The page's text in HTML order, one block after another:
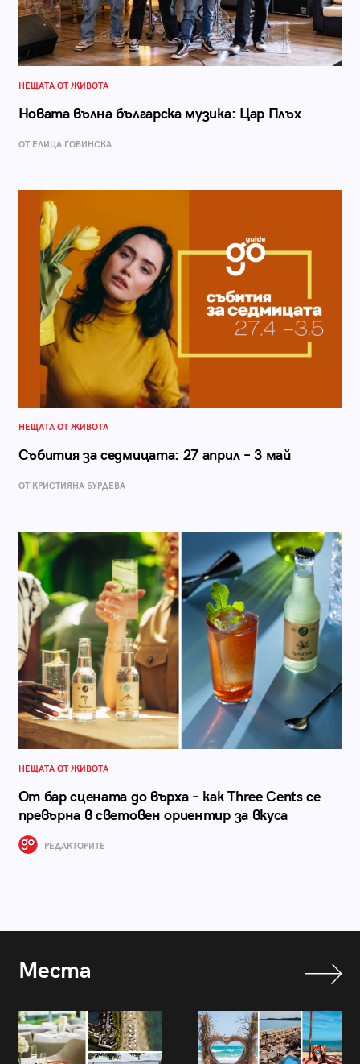
НЕЩАТА ОТ ЖИВОТА
Новата вълна българска музика: Цар Плъх
ОТ ЕЛИЦА ГОБИНСКА
НЕЩАТА ОТ ЖИВОТА
Събития за седмицата: 27 април – 3 май
ОТ КРИСТИЯНА БУРДЕВА
НЕЩАТА ОТ ЖИВОТА
От бар сцената до върха – как Three Cents се
превърна в световен ориентир за вкуса
РЕДАКТОРИТЕ
Места